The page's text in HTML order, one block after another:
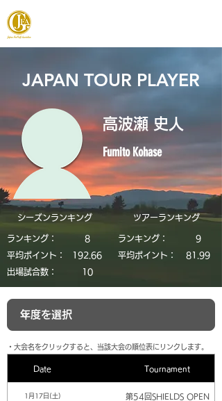
JAPAN TOUR PLAYER
高波瀬 史人
Fumito Kohase
シーズンランキング
ランキング：
8
平均ポイント：
192.66
​出場試合数：
10
​ツアーランキング
ランキング：
9
平均ポイント：
81.99
​・大会名をクリックすると、当該大会の順位表にリンクします。
Date Tournament
1月17日(土) 第54回SHIELDS OPEN